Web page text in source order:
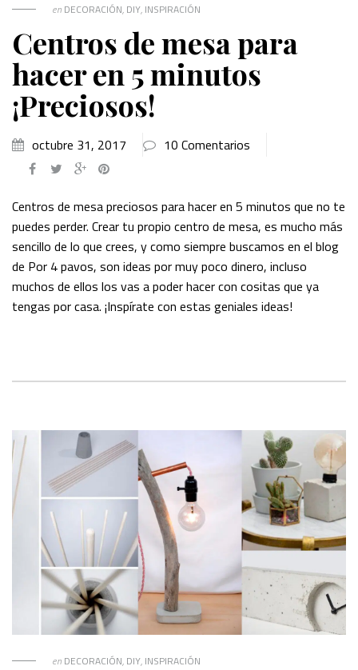
en DECORACIÓN, DIY, INSPIRACIÓN
Centros de mesa para
hacer en 5 minutos
¡Preciosos!
octubre 31, 2017 10 Comentarios
Centros de mesa preciosos para hacer en 5 minutos que no te
puedes perder. Crear tu propio centro de mesa, es mucho más
sencillo de lo que crees, y como siempre buscamos en el blog
de Por 4 pavos, son ideas por muy poco dinero, incluso
muchos de ellos los vas a poder hacer con cositas que ya
tengas por casa. ¡Inspírate con estas geniales ideas!
en DECORACIÓN, DIY, INSPIRACIÓN